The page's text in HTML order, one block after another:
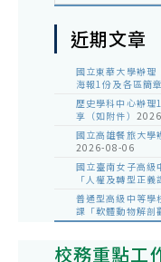
近期文章
國立東華大學辦理
海報1份及各區簡
歷史學科中心辦理
享（如附件）
國立高雄餐旅大學
2026-08-06
國立臺南女子高級
「人權及轉型正
普通型高級中等學
課「軟體動物解剖
校務重點工